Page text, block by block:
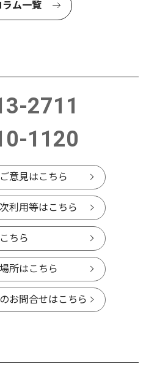
ラム一覧
2711
1120
意見はこちら
利用等はこちら
ちら
所はこちら
お問合せはこちら